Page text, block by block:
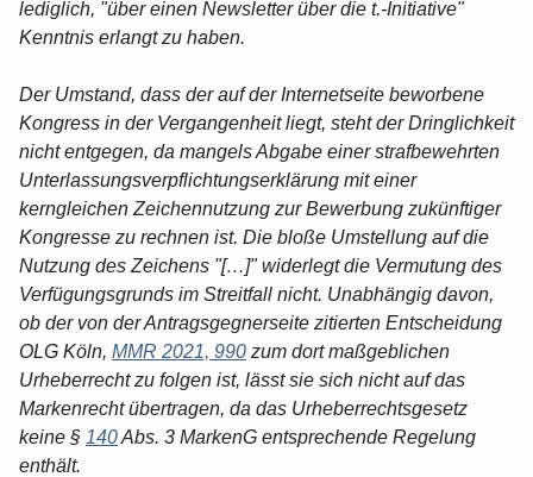
lediglich, "über einen Newsletter über die t.-Initiative"
Kenntnis erlangt zu haben.
Der Umstand, dass der auf der Internetseite beworbene
Kongress in der Vergangenheit liegt, steht der Dringlichkeit
nicht entgegen, da mangels Abgabe einer strafbewehrten
Unterlassungsverpflichtungserklärung mit einer
kerngleichen Zeichennutzung zur Bewerbung zukünftiger
Kongresse zu rechnen ist. Die bloße Umstellung auf die
Nutzung des Zeichens "[…]" widerlegt die Vermutung des
Verfügungsgrunds im Streitfall nicht. Unabhängig davon,
ob der von der Antragsgegnerseite zitierten Entscheidung
OLG Köln, MMR 2021, 990 zum dort maßgeblichen
Urheberrecht zu folgen ist, lässt sie sich nicht auf das
Markenrecht übertragen, da das Urheberrechtsgesetz
keine § 140Abs. 3 MarkenG entsprechende Regelung
enthält.